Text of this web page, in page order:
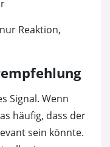
Reaktion,
Signal. Wenn
häufig, dass der
sein könnte.